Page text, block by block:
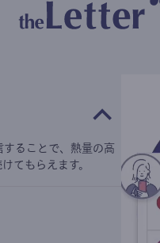
することで、熱量の高
てもらえます。